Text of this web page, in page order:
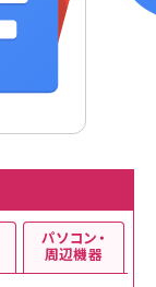
パソコン・
周辺機器